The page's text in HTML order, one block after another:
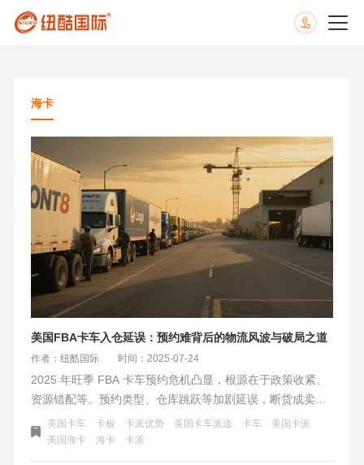
海卡
美国FBA卡车入仓延误：预约难背后的物流风波与破局之道
作者：纽酷国际 时间：2025-07-24
2025 年旺季 FBA 卡车预约危机凸显，根源在于政策收紧、
资源错配等。预约类型、仓库跳跃等加剧延误，断货成卖家
致命伤。破局需物流商资源整合与智能调度，如纽酷保舱保
柜等，卖家也应多仓分流、数据预判，让物流从成本中心变
为增长引擎。
美国卡车 卡板 卡派优势 美国卡车派送 卡车
美国卡派
美国海卡
海卡 卡派